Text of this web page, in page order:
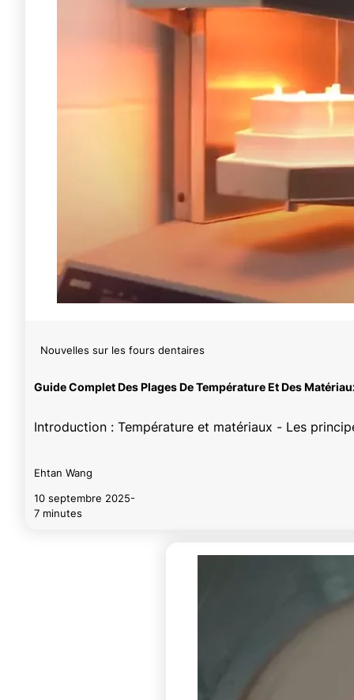
Nouvelles sur les fours dentaires
Guide Complet Des Plages De Température Et Des
Introduction : Température et matériaux - Les
Ehtan Wang
10 septembre 2025-
7 minutes